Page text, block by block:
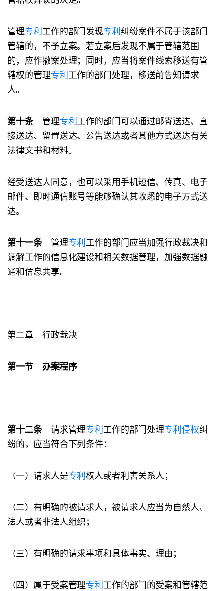
管理专利 工作的部门发现专利 纠纷案件不属于该部门
管辖的，不予立案。若立案后发现不属于管辖范围
的，应作撤案处理；同时，应当将案件线索移送有管
辖权的管理专利 工作的部门处理，移送前告知请求
人。
第十条管理专利 工作的部门可以通过邮寄送达、直
接送达、留置送达、公告送达或者其他方式送达有关
法律文书和材料。
经受送达人同意，也可以采用手机短信、传真、电子
邮件、即时通信账号等能够确认其收悉的电子方式送
达。
第十一条管理专利 工作的部门应当加强行政裁决和
调解工作的信息化建设和相关数据管理，加强数据融
通和信息共享。
第二章 行政裁决
第一节 办案程序
第十二条请求管理专利 工作的部门处理专利 侵权纠
纷的，应当符合下列条件：
（一）请求人是专利 权人或者利害关系人；
（二）有明确的被请求人，被请求人应当为自然人、
法人或者非法人组织；
（三）有明确的请求事项和具体事实、理由；
（四）属于受案管理专利 工作的部门的受案和管辖范